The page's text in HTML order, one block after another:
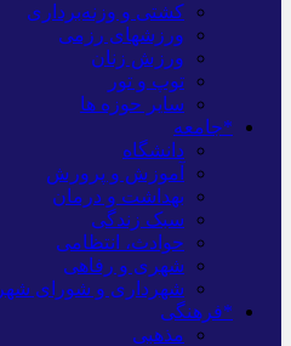
کشتی و وزنه‌برداری
ورزشهای رزمی
ورزش زنان
توپ و تور
سایر حوزه ها
*جامعه
دانشگاه
آموزش و پرورش
بهداشت و درمان
سبک زندگی
حوادث، انتظامی
شهری و رفاهی
شهرداری و شورای شهر
*فرهنگی
مذهبی